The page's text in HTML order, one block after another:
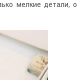
мелкие детали, о